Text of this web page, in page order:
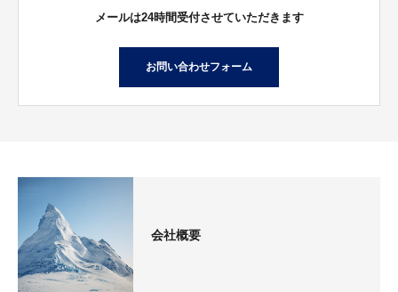
メールは24時間受付させていただきます
お問い合わせフォーム
会社概要